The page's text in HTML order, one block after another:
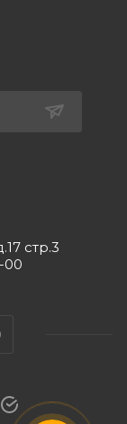
стр.3
00